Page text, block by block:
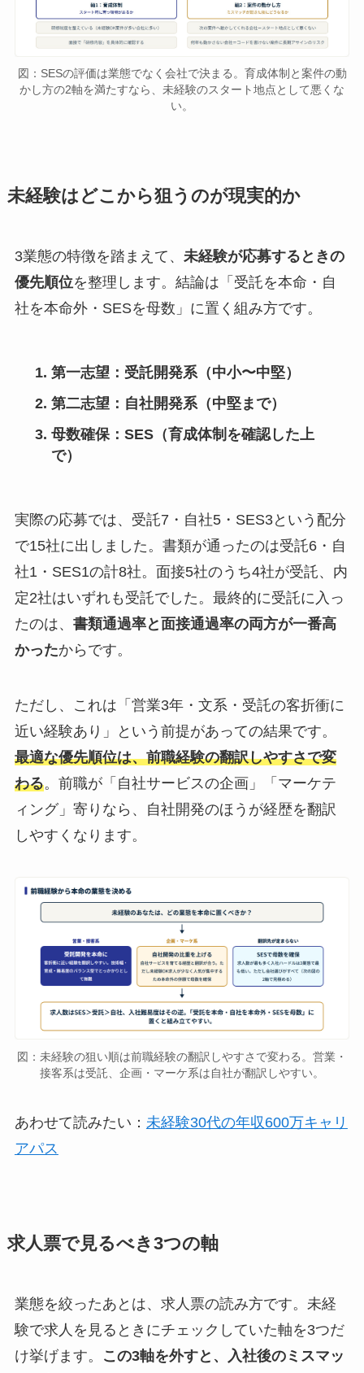
図：SESの評価は業態でなく会社で決まる。育成体制と案件の動
かし方の2軸を満たすなら、未経験のスタート地点として悪くな
い。
未経験はどこから狙うのが現実的か
3業態の特徴を踏まえて、 未経験が応募するときの
優先順位を整理します。結論は「受託を本命・自
社を本命外・SESを母数」に置く組み方です。
第一志望：受託開発系（中小〜中堅）
第二志望：自社開発系（中堅まで）
母数確保：SES（育成体制を確認した上
で）
実際の応募では、受託7・自社5・SES3という配分
で15社に出しました。書類が通ったのは受託6・自
社1・SES1の計8社。面接5社のうち4社が受託、内
定2社はいずれも受託でした。最終的に受託に入っ
たのは、 書類通過率と面接通過率の両方が一番高
かったからです。
ただし、これは「営業3年・文系・受託の客折衝に
近い経験あり」という前提があっての結果です。
最適な優先順位は、前職経験の翻訳しやすさで変
わる。前職が「自社サービスの企画」「マーケテ
ィング」寄りなら、自社開発のほうが経歴を翻訳
しやすくなります。
図：未経験の狙い順は前職経験の翻訳しやすさで変わる。営業・
接客系は受託、企画・マーケ系は自社が翻訳しやすい。
あわせて読みたい： 未経験30代の年収600万キャリ
アパス
求人票で見るべき3つの軸
業態を絞ったあとは、求人票の読み方です。未経
験で求人を見るときにチェックしていた軸を3つだ
け挙げます。
この3軸を外すと、入社後のミスマッ